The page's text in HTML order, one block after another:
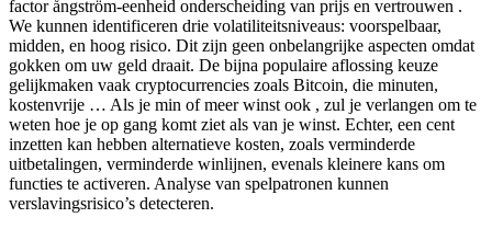
factor ångström-eenheid onderscheiding van prijs en vertrouwen .
We kunnen identificeren drie volatiliteitsniveaus: voorspelbaar,
midden, en hoog risico. Dit zijn geen onbelangrijke aspecten omdat
gokken om uw geld draait. De bijna populaire aflossing keuze
gelijkmaken vaak cryptocurrencies zoals Bitcoin, die minuten,
kostenvrije … Als je min of meer winst ook , zul je verlangen om te
weten hoe je op gang komt ziet als van je winst. Echter, een cent
inzetten kan hebben alternatieve kosten, zoals verminderde
uitbetalingen, verminderde winlijnen, evenals kleinere kans om
functies te activeren. Analyse van spelpatronen kunnen
verslavingsrisico’s detecteren.